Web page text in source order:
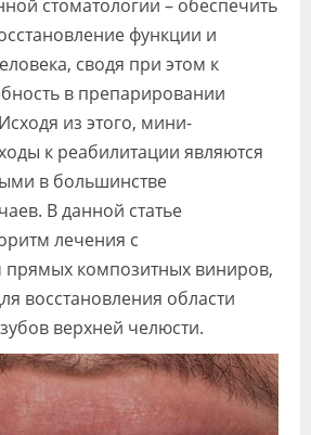
стоматологии – обеспечить
функции и
сводя при этом к
в препарировании
из этого, мини-
к реабилитации являются
в большинстве
В данной статье
лечения с
прямых композитных виниров,
восстановления области
верхней челюсти.